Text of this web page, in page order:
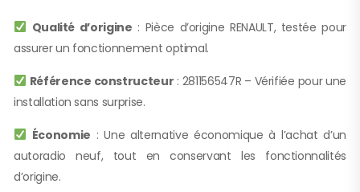
Qualité d’origine : Pièce d’origine RENAULT, testée pour
assurer un fonctionnement optimal.
Référence constructeur : 281156547R – Vérifiée pour une
installation sans surprise.
Économie : Une alternative économique à l’achat d’un
autoradio neuf, tout en conservant les fonctionnalités
d’origine.